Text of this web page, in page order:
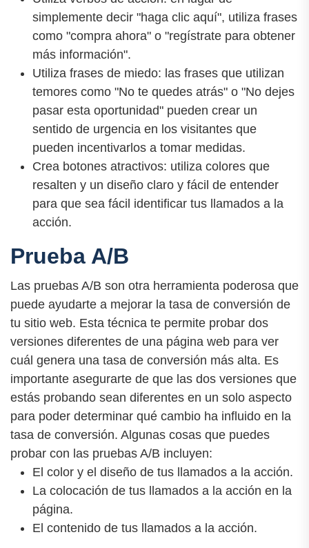
simplemente decir "haga clic aquí", utiliza frases
como "compra ahora" o "regístrate para obtener
más información".
Utiliza frases de miedo: las frases que utilizan
temores como "No te quedes atrás" o "No dejes
pasar esta oportunidad" pueden crear un
sentido de urgencia en los visitantes que
pueden incentivarlos a tomar medidas.
Crea botones atractivos: utiliza colores que
resalten y un diseño claro y fácil de entender
para que sea fácil identificar tus llamados a la
acción.
Prueba A/B
Las pruebas A/B son otra herramienta poderosa que
puede ayudarte a mejorar la tasa de conversión de
tu sitio web. Esta técnica te permite probar dos
versiones diferentes de una página web para ver
cuál genera una tasa de conversión más alta. Es
importante asegurarte de que las dos versiones que
estás probando sean diferentes en un solo aspecto
para poder determinar qué cambio ha influido en la
tasa de conversión. Algunas cosas que puedes
probar con las pruebas A/B incluyen:
El color y el diseño de tus llamados a la acción.
La colocación de tus llamados a la acción en la
página.
El contenido de tus llamados a la acción.